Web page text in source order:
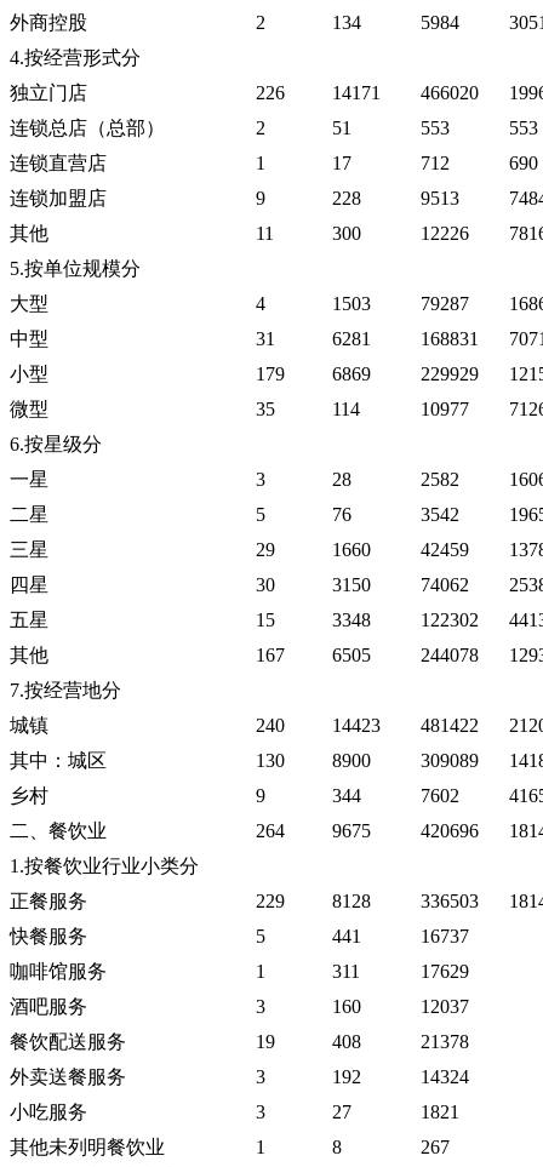
外商控股
2 134 5984
4.按经营形式分
独立门店
226 14171 466020
连锁总店（总部）
2 51 553
553
连锁直营店
1 17 712
690
连锁加盟店
9 228 9513
其他
11 300 12226
5.按单位规模分
大型
4 1503 79287
中型
31 6281 168831
小型
179 6869 229929
微型
35 114 10977
6.按星级分
一星
3 28 2582
二星
5 76 3542
三星
29 1660 42459
四星
30 3150 74062
五星
15 3348 122302
其他
167 6505 244078
7.按经营地分
城镇
240 14423 481422
其中：城区
130 8900 309089
乡村
9 344 7602
二、餐饮业
264 9675 420696
1.按餐饮业行业小类分
正餐服务
229 8128 336503
快餐服务
5 441
16737
咖啡馆服务
1 311
17629
酒吧服务
3 160
12037
餐饮配送服务
19 408
21378
外卖送餐服务
3 192
14324
小吃服务
3 27
1821
其他未列明餐饮业
1 8
267